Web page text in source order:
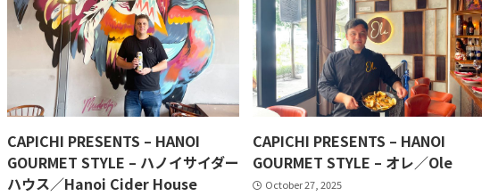
CAPICHI PRESENTS – HANOI
GOURMET STYLE – ハノイサイダー
ハウス／Hanoi Cider House
CAPICHI PRESENTS – HANOI
GOURMET STYLE – オレ／Ole
October 27, 2025